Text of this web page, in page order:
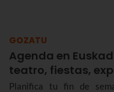
GOZATU
Agenda en
teatro, fiestas,
Planifica tu fin de